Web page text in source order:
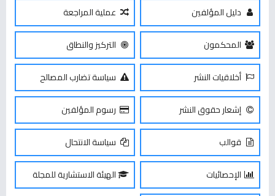
دليل المؤلفين
عملية المراجعة
المحكمون التركيز والنطاق
أخلاقيات النشر سياسة تضارب المصالح
إشعار حقوق النشر رسوم المؤلفين
قوالب سياسة الانتحال
الإحصائيات الهيئة الاستشارية للمجلة